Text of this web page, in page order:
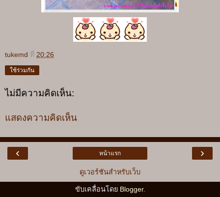
tukemd ที่ 20:26
ใช้ร่วมกัน
ไม่มีความคิดเห็น:
แสดงความคิดเห็น
‹ ›
หน้าแรก
ดูเวอร์ชันสำหรับเว็บ
ขับเคลื่อนโดย Blogger.